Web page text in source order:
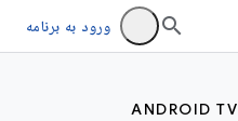
ورود به برنامه
ANDROID TV